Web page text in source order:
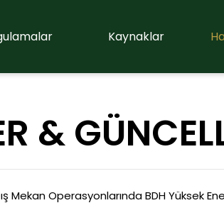
Kaynaklar
&
Mekan Operasyonlarında BDH Yüksek